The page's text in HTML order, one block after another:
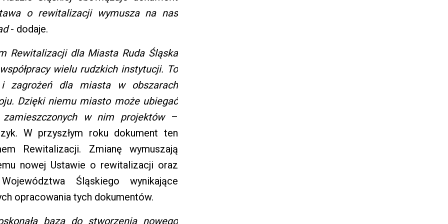
o rewitalizacji wymusza na nas
- dodaje.
Rewitalizacji dla Miasta Ruda Śląska
wielu rudzkich instytucji. To
zagrożeń dla miasta w obszarach
Dzięki niemu miasto może ubiegać
w nim projektów –
W przyszłym roku dokument ten
Rewitalizacji. Zmianę wymuszają
nowej Ustawie o rewitalizacji oraz
Śląskiego wynikające
opracowania tych dokumentów.
bazą do stworzenia nowego